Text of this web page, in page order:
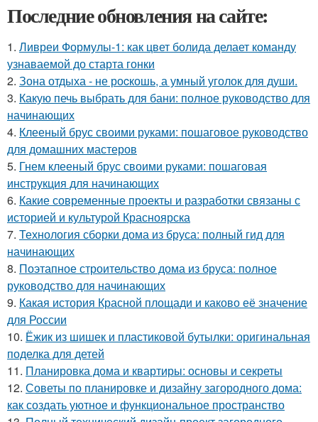
Последние обновления на сайте:
1. Ливреи Формулы-1: как цвет болида делает команду
узнаваемой до старта гонки
2. Зона отдыха - не роcкошь, а умный уголок для души.
3. Какую печь выбрать для бани: полное руководство для
начинающих
4. Клееный брус своими руками: пошаговое руководство
для домашних мастеров
5. Гнем клееный брус своими руками: пошаговая
инструкция для начинающих
6. Какие современные проекты и разработки связаны с
историей и культурой Красноярска
7. Технология сборки дома из бруса: полный гид для
начинающих
8. Поэтапное строительство дома из бруса: полное
руководство для начинающих
9. Какая история Красной площади и каково её значение
для России
10. Ёжик из шишек и пластиковой бутылки: оригинальная
поделка для детей
11. Планировка дома и квартиры: основы и секреты
12. Советы по планировке и дизайну загородного дома:
как создать уютное и функциональное пространство